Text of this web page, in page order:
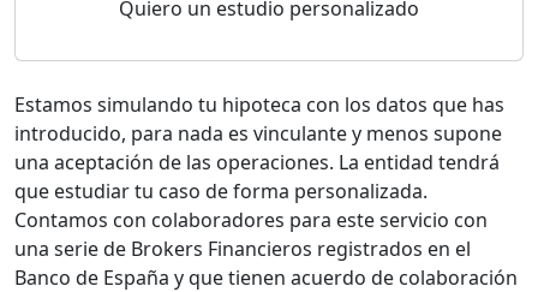
Quiero un estudio personalizado
Estamos simulando tu hipoteca con los datos que has
introducido, para nada es vinculante y menos supone
una aceptación de las operaciones. La entidad tendrá
que estudiar tu caso de forma personalizada.
Contamos con colaboradores para este servicio con
una serie de Brokers Financieros registrados en el
Banco de España y que tienen acuerdo de colaboración